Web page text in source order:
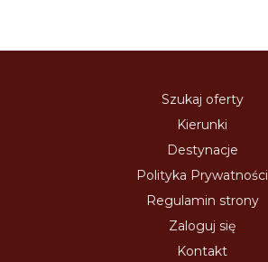
Szukaj oferty
Kierunki
Destynacje
Polityka Prywatności
Regulamin strony
Zaloguj się
Kontakt